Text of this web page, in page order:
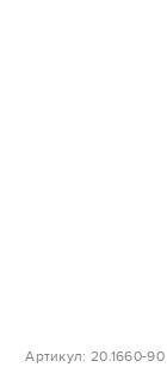
Артикул: 20.1660-90